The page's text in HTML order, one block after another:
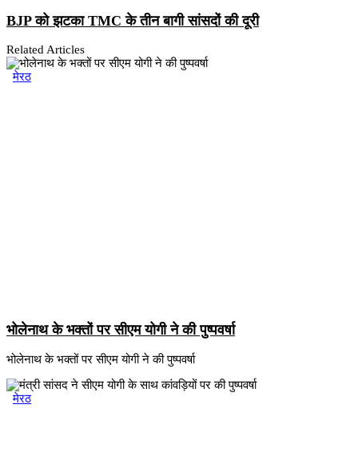
BJP को झटका TMC के तीन बागी सांसदों की दूरी
Related Articles
मेरठ
भोलेनाथ के भक्तों पर सीएम योगी ने की पुष्पवर्षा
भोलेनाथ के भक्तों पर सीएम योगी ने की पुष्पवर्षा
मेरठ